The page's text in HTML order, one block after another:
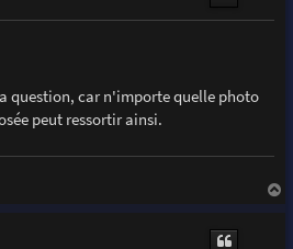
question, car n'importe quelle photo
peut ressortir ainsi.